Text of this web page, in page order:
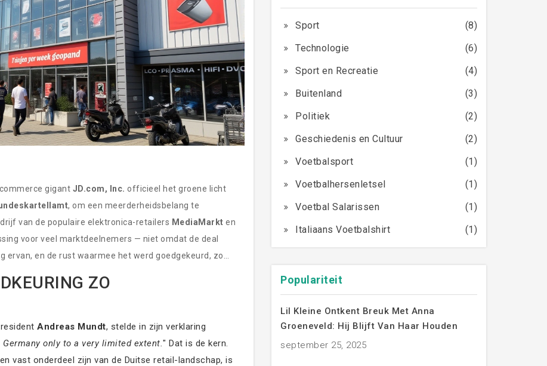
gigant JD.com, Inc. officieel het groene licht
, om een meerderheidsbelang te
van de populaire elektronica-retailers MediaMarkt en
voor veel marktdeelnemers — niet omdat de deal
ervan, en de rust waarmee het werd goedgekeurd, zo
ZO
Andreas Mundt, stelde in zijn verklaring
only to a very limited extent." Dat is de kern.
vast onderdeel zijn van de Duitse retail-landschap, is
Sport
(8)
Technologie
(6)
Sport en Recreatie
(4)
Buitenland
(3)
Politiek
(2)
Geschiedenis en Cultuur
(2)
Voetbalsport
(1)
Voetbalhersenletsel
(1)
Voetbal Salarissen
(1)
Italiaans Voetbalshirt
(1)
Populariteit
Lil Kleine Ontkent Breuk Met Anna
Groeneveld: Hij Blijft Van Haar Houden
september 25, 2025